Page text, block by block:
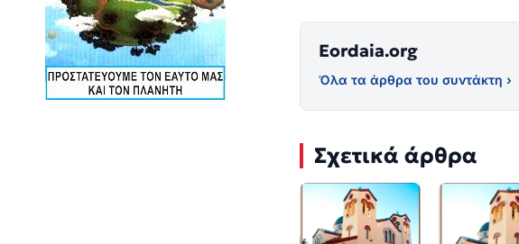
Eordaia.org
Όλα τα άρθρα του συντάκτη ›
Σχετικά άρθρα